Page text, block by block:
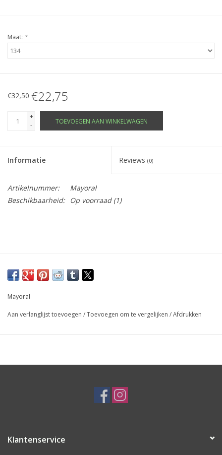
Maat: *
€32,50 €22,75
+
-
TOEVOEGEN AAN WINKELWAGEN
Informatie Reviews (0)
Artikelnummer:
Mayoral
Beschikbaarheid:
Op voorraad(1)
Mayoral
Aan verlanglijst toevoegen /Toevoegen om te vergelijken /Afdrukken
Klantenservice